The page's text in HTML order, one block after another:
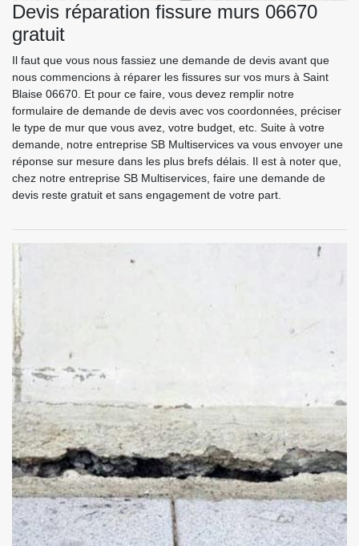
Devis réparation fissure murs 06670
gratuit
Il faut que vous nous fassiez une demande de devis avant que
nous commencions à réparer les fissures sur vos murs à Saint
Blaise 06670. Et pour ce faire, vous devez remplir notre
formulaire de demande de devis avec vos coordonnées, préciser
le type de mur que vous avez, votre budget, etc. Suite à votre
demande, notre entreprise SB Multiservices va vous envoyer une
réponse sur mesure dans les plus brefs délais. Il est à noter que,
chez notre entreprise SB Multiservices, faire une demande de
devis reste gratuit et sans engagement de votre part.